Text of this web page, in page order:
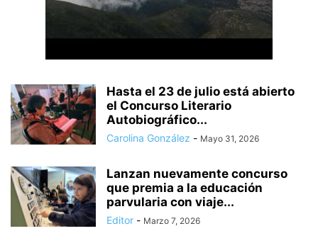
Hasta el 23 de julio está abierto
el Concurso Literario
Autobiográfico...
Carolina González - Mayo 31, 2026
Lanzan nuevamente concurso
que premia a la educación
parvularia con viaje...
Editor - Marzo 7, 2026